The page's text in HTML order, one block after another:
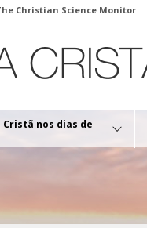
Christian Science Monitor
Cristã nos dias de